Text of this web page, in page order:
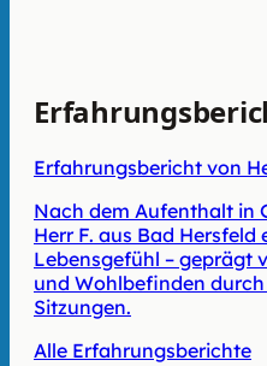
Erfahrungsbericht von
Nach dem Aufenthalt in
Herr F. aus Bad Hersfeld
Lebensgefühl – geprägt
und Wohlbefinden
Sitzungen.
Alle Erfahrungsberichte